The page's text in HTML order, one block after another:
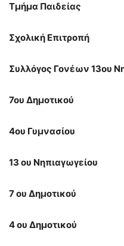
Τμήμα Παιδείας
Σχολική Επιτροπή
Συλλόγος Γονέων 13ου
7ου Δημοτικού
4ου Γυμνασίου
13 ου Νηπιαγωγείου
7 ου Δημοτικού
4 ου Δημοτικού